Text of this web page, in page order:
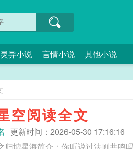
灵异小说 言情小说 其他小说
空阅读全文
更新时间：2026-05-30 17:16:16